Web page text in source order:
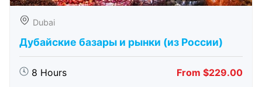
Dubai
Дубайские базары и рынки (из России)
8 Hours From $229.00